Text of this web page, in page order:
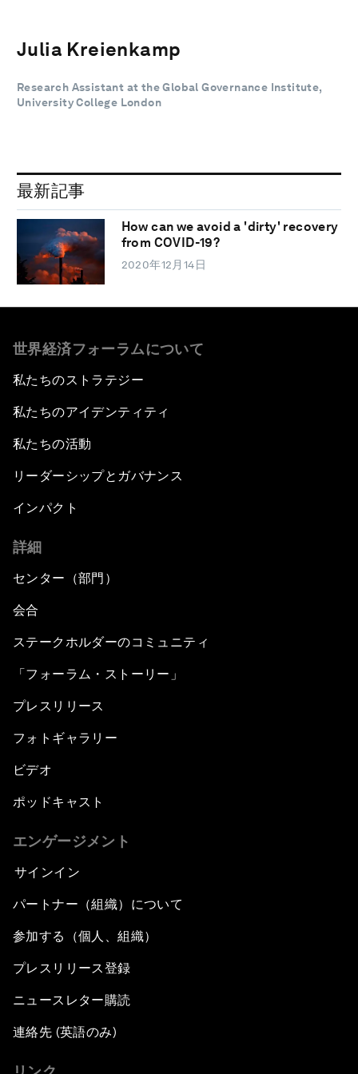
Julia Kreienkamp
Research Assistant at the Global Governance Institute,
University College London
最新記事
How can we avoid a 'dirty' recovery
from COVID-19?
2020年12月14日
世界経済フォーラムについて
私たちのストラテジー
私たちのアイデンティティ
私たちの活動
リーダーシップとガバナンス
インパクト
詳細
センター（部門）
会合
ステークホルダーのコミュニティ
「フォーラム・ストーリー」
プレスリリース
フォトギャラリー
ビデオ
ポッドキャスト
エンゲージメント
サインイン
パートナー（組織）について
参加する（個人、組織）
プレスリリース登録
ニュースレター購読
連絡先 (英語のみ)